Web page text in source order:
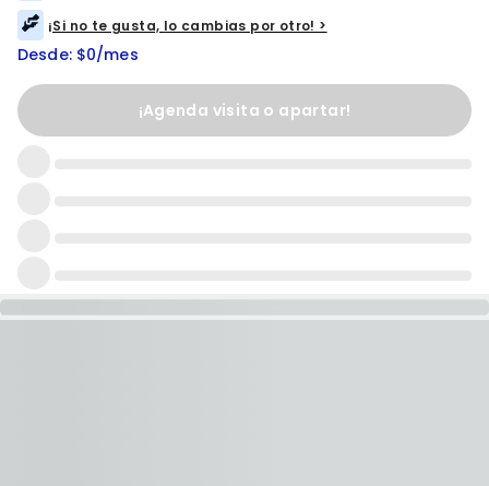
¡Si no te gusta, lo cambias por otro! >
Desde: $0/mes
¡Agenda visita o apartar!